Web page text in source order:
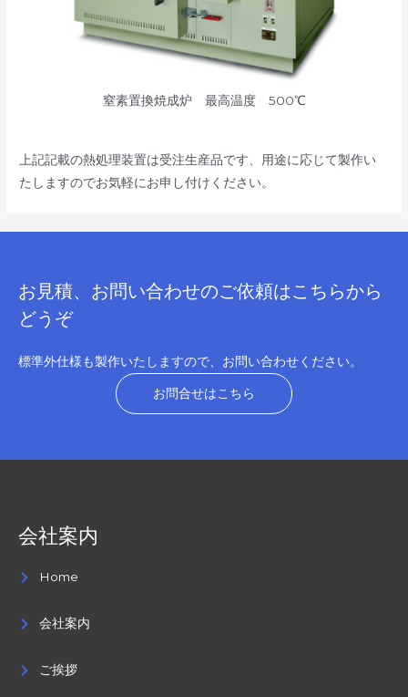
窒素置換焼成炉 最高温度 500℃
上記記載の熱処理装置は受注生産品です、用途に応じて製作い
たしますのでお気軽にお申し付けください。
お見積、お問い合わせのご依頼はこちらから
どうぞ
標準外仕様も製作いたしますので、お問い合わせください。
お問合せはこちら
会社案内
Home
会社案内
ご挨拶